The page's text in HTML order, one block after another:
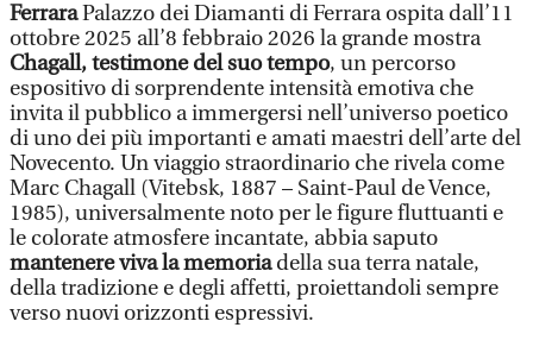
FerraraPalazzo dei Diamanti di Ferrara ospita dall’11
ottobre 2025 all’8 febbraio 2026 la grande mostra
Chagall, testimone del suo tempo, un percorso
espositivo di sorprendente intensità emotiva che
invita il pubblico a immergersi nell’universo poetico
di uno dei più importanti e amati maestri dell’arte del
Novecento. Un viaggio straordinario che rivela come
Marc Chagall (Vitebsk, 1887 – Saint-Paul de Vence,
1985), universalmente noto per le figure fluttuanti e
le colorate atmosfere incantate, abbia saputo
mantenere viva la memoriadella sua terra natale,
della tradizione e degli affetti, proiettandoli sempre
verso nuovi orizzonti espressivi.